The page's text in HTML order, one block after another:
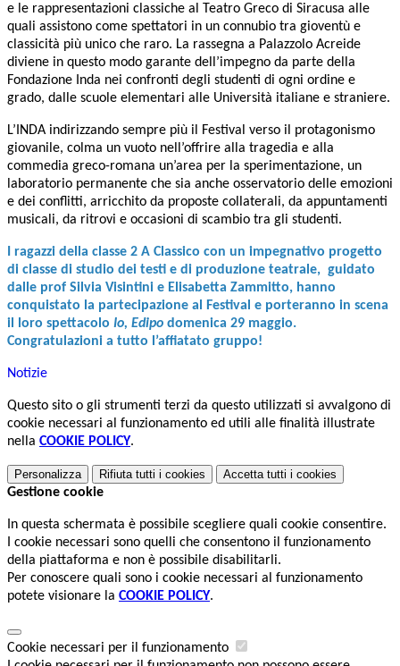
e le rappresentazioni classiche al Teatro Greco di Siracusa alle
quali assistono come spettatori in un connubio tra gioventù e
classicità più unico che raro. La rassegna a Palazzolo Acreide
diviene in questo modo garante dell’impegno da parte della
Fondazione Inda nei confronti degli studenti di ogni ordine e
grado, dalle scuole elementari alle Università italiane e straniere.
L’INDA indirizzando sempre più il Festival verso il protagonismo
giovanile, colma un vuoto nell’offrire alla tragedia e alla
commedia greco-romana un’area per la sperimentazione, un
laboratorio permanente che sia anche osservatorio delle emozioni
e dei conflitti, arricchito da proposte collaterali, da appuntamenti
musicali, da ritrovi e occasioni di scambio tra gli studenti.
I ragazzi della classe 2 A Classico con un impegnativo progetto
di classe di studio dei testi e di produzione teatrale, guidato
dalle prof Silvia Visintini e Elisabetta Zammitto, hanno
conquistato la partecipazione al Festival e porteranno in scena
il loro spettacolo Io, Edipo domenica 29 maggio.
Congratulazioni a tutto l’affiatato gruppo!
Notizie
Questo sito o gli strumenti terzi da questo utilizzati si avvalgono di
cookie necessari al funzionamento ed utili alle finalità illustrate
nella COOKIE POLICY.
Personalizza Rifiuta tutti i cookies Accetta tutti i cookies
Gestione cookie
In questa schermata è possibile scegliere quali cookie consentire.
I cookie necessari sono quelli che consentono il funzionamento
della piattaforma e non è possibile disabilitarli.
Per conoscere quali sono i cookie necessari al funzionamento
potete visionare la COOKIE POLICY.
Cookie necessari per il funzionamento